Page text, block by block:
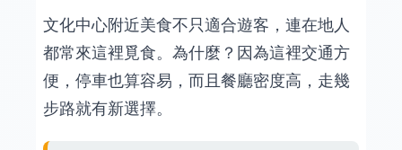
文化中心附近美食不只適合遊客，連在地人
都常來這裡覓食。為什麼？因為這裡交通方
便，停車也算容易，而且餐廳密度高，走幾
步路就有新選擇。